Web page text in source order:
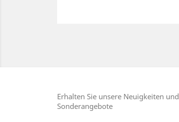
Erhalten Sie unsere Neuigkeiten und
Sonderangebote